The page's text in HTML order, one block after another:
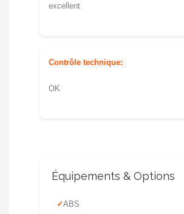
excellent
Contrôle technique:
OK
Équipements & Options
ABS